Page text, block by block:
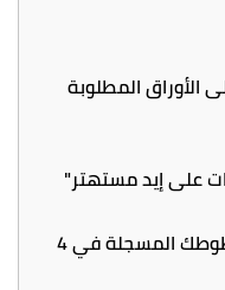
تعرف على الأوراق المطلوبة
على إيد مستهتر"
قبل ما تقع في مشكلة.. راجع خطوطك المسجلة في 4